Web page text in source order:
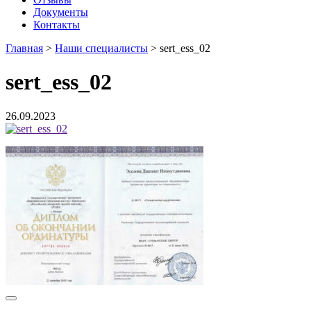
Документы
Контакты
Главная > Наши специалисты > sert_ess_02
sert_ess_02
26.09.2023